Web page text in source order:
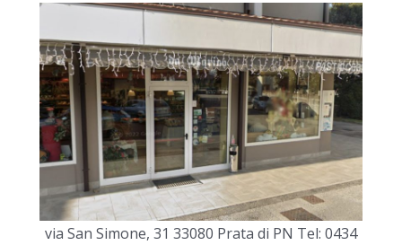
via San Simone, 31 33080 Prata di PN Tel: 0434